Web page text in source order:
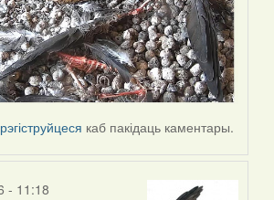
каб пакідаць каментары.
- 11:18